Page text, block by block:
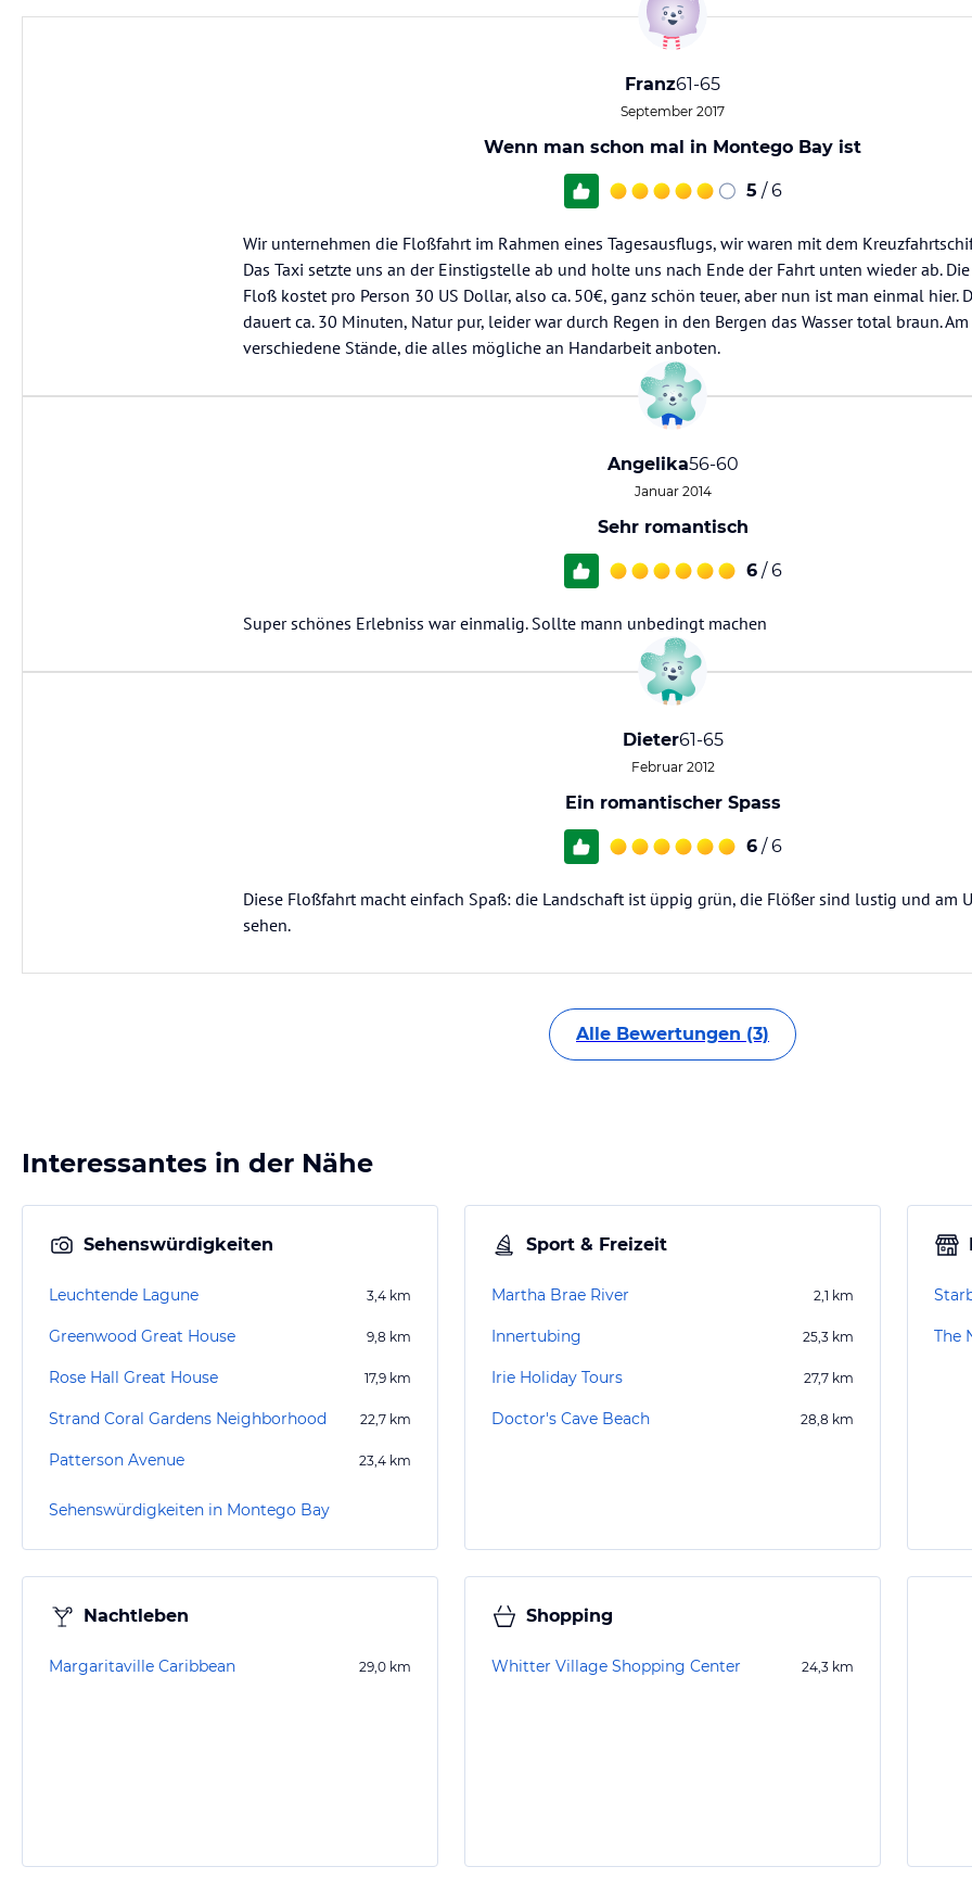
Franz61-65
September 2017
Wenn man schon mal in Montego Bay ist
5 / 6
Wir unternehmen die Floßfahrt im Rahmen eines Tagesausflugs, wir waren mit dem
Das Taxi setzte uns an der Einstigstelle ab und holte uns nach Ende der Fahrt unten wieder ab.
Floß kostet pro Person 30 US Dollar, also ca. 50€, ganz schön teuer, aber nun ist man einmal hier.
dauert ca. 30 Minuten, Natur pur, leider war durch Regen in den Bergen das Wasser total braun.
verschiedene Stände, die alles mögliche an Handarbeit anboten.
Angelika56-60
Januar 2014
Sehr romantisch
6 / 6
Super schönes Erlebniss war einmalig. Sollte mann unbedingt machen
Dieter61-65
Februar 2012
Ein romantischer Spass
6 / 6
Diese Floßfahrt macht einfach Spaß: die Landschaft ist üppig grün, die Flößer sind lustig und am
sehen.
Alle Bewertungen (3)
Interessantes in der Nähe
Sehenswürdigkeiten
Leuchtende Lagune 3,4 km
Greenwood Great House 9,8 km
Rose Hall Great House 17,9 km
Strand Coral Gardens Neighborhood 22,7 km
Patterson Avenue 23,4 km
Sehenswürdigkeiten in Montego Bay
Sport & Freizeit
Martha Brae River 2,1 km
Innertubing 25,3 km
Irie Holiday Tours 27,7 km
Doctor's Cave Beach 28,8 km
The
Nachtleben
Margaritaville Caribbean 29,0 km
Shopping
Whitter Village Shopping Center 24,3 km